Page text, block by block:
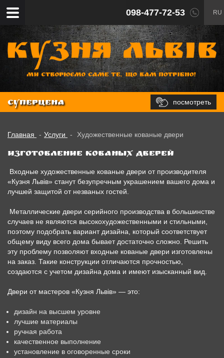
RU
098-477-72-53
СУПЕРЦЕНА посмотреть
Главная - Услуги - Художественные кованые двери
Изготовление кованых дверей
Входные художественные кованые двери от производителя
«Кузня Львів» станут безупречным украшением вашего дома и
лучшей защитой от незваных гостей.
Металлические двери серийного производства в большинстве
случаев не являются высокохудожественными и стильными,
поэтому подобрать вариант дизайна, который соответствует
общему виду всего дома бывает достаточно сложно. Решить
эту проблему позволяют входные кованые двери изготовлены
на заказ. Такие конструкции отличаются прочностью,
создаются с учетом дизайна дома и имеют изысканный вид.
Двери от мастеров «Кузня Львів» — это:
дизайн на высшем уровне
лучшие материалы
ручная работа
качественное выполнение
установление в оговоренные сроки